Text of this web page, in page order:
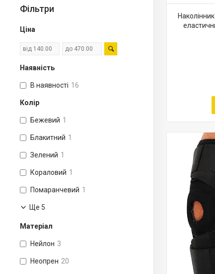
Фільтри
Ціна
Наявність
В наявності 16
Колір
Бежевий 1
Блакитний 1
Зелений 1
Кораловий 1
Помаранчевий 1
Ще 5
Матеріал
Нейлон 3
Неопрен 20